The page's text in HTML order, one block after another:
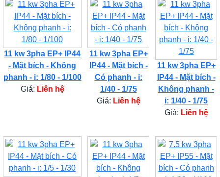
11 kw 3pha EP+ IP44
- Mặt bích - Không
phanh - i: 1/80 - 1/100
Giá: Liên hệ
11 kw 3pha EP+
IP44 - Mặt bích -
Có phanh - i:
1/40 - 1/75
Giá: Liên hệ
11 kw 3pha EP+
IP44 - Mặt bích -
Không phanh -
i: 1/40 - 1/75
Giá: Liên hệ